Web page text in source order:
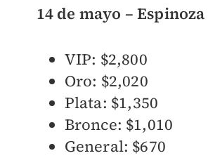
14 de mayo – Espinoza
VIP: $2,800
Oro: $2,020
Plata: $1,350
Bronce: $1,010
General: $670